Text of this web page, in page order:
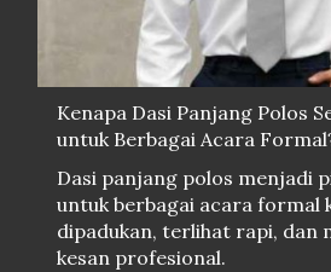
Kenapa Dasi Panjang Polos
untuk Berbagai Acara
Dasi panjang polos menjadi
untuk berbagai acara formal
dipadukan, terlihat rapi, dan
kesan profesional.